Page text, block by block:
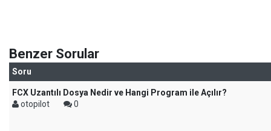
Benzer Sorular
Soru
FCX Uzantılı Dosya Nedir ve Hangi Program ile Açılır?
otopilot
0